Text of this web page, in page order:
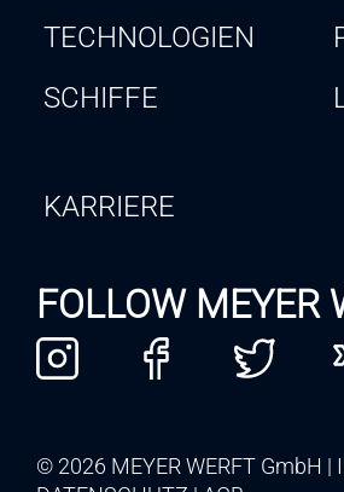
TECHNOLOGIEN
SCHIFFE
KARRIERE
FOLLOW MEYER
© 2026 MEYER WERFT GmbH